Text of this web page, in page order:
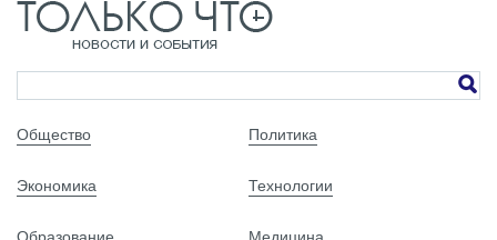
Общество Политика
Экономика Технологии
Образование Медицина